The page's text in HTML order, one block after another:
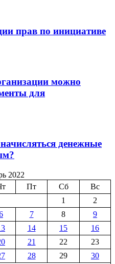
прав по инициативе
можно
для
денежные
2022
Пт Сб
Вс
1
2
7 8
9
14 15
16
21 22
23
28 29
30